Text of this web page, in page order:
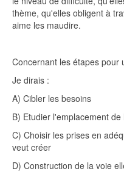
thème, qu'elles obligent à
aime les maudire.
Concernant les étapes pour
Je dirais :
A) Cibler les besoins
B) Etudier l'emplacement
C) Choisir les prises en
veut créer
D) Construction de la voie